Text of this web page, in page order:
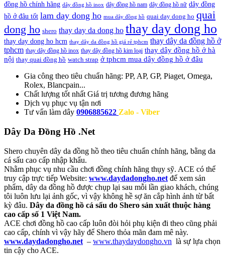
đồng hồ chính hãng dây đồng hồ inox dây đồng hồ nam dây đồng hồ nữ dây đồng
hồ ở đâu tốt lam day dong ho mua dây đồng hồ quai day dong ho quai
dong ho shero thay day da dong ho thay day dong ho
thay day dong ho hcm thay dây da đồng hồ giá rẻ tphcm thay dây da đồng hồ ở
tphcm thay dây đồng hồ inox thay dây đồng hồ kim loại thay dây đồng hồ ở hà
nội thay quai đồng hồ watch strap ở tphcm mua dây đồng hồ ở đâu
Gia công theo tiêu chuẩn hãng: PP, AP, GP, Piaget, Omega,
Rolex, Blancpain...
Chất lượng tốt nhất Giá trị tương đương hãng
Dịch vụ phục vụ tận nơi
Tư vấn làm dây 0906885622 Zalo - Viber
Dây Da Đồng Hồ .Net
Shero chuyên dây da đồng hồ theo tiêu chuẩn chính hãng, bằng da
cá sấu cao cấp nhập khẩu.
Nhằm phục vụ nhu cầu chơi đồng chính hãng thụy sỹ. ACE có thể
truy cập trực tiếp Website: www.daydadongho.net để xem sản
phẩm, dây da đồng hồ được chụp lại sau mỗi lần giao khách, chúng
tôi luôn lưu lại ảnh gốc, vì vậy không hề sợ ăn cắp hình ảnh từ bất
kỳ đâu. Dây da đồng hồ cá sấu do Shero sản xuất thuộc hàng
cao cấp số 1 Việt Nam.
ACE chơi đồng hồ cao cấp luôn đòi hỏi phụ kiện đi theo cũng phải
cao cấp, chính vì vậy hãy để Shero thỏa mãn đam mê này.
www.daydadongho.net – www.thaydaydongho.vn là sự lựa chọn
tin cậy cho ACE.